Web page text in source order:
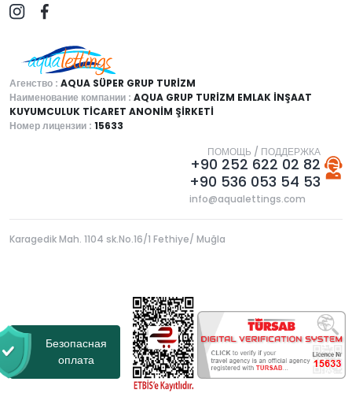
Агенство : AQUA SÜPER GRUP TURİZM
Наименование компании : AQUA GRUP TURİZM EMLAK İNŞAAT
KUYUMCULUK TİCARET ANONİM ŞİRKETİ
Номер лицензии : 15633
ПОМОЩЬ / ПОДДЕРЖКА
+90 252 622 02 82
+90 536 053 54 53
info@aqualettings.com
Karagedik Mah. 1104 sk.No.16/1 Fethiye/ Muğla
Безопасная
оплата